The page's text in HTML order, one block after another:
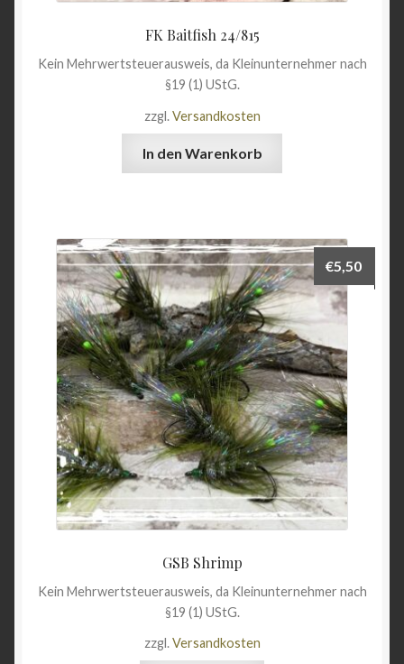
FK Baitfish 24/815
Kein Mehrwertsteuerausweis, da Kleinunternehmer nach
§19 (1) UStG.
zzgl.Versandkosten
In den Warenkorb
GSB Shrimp
€5,50
Kein Mehrwertsteuerausweis, da Kleinunternehmer nach
§19 (1) UStG.
zzgl.Versandkosten